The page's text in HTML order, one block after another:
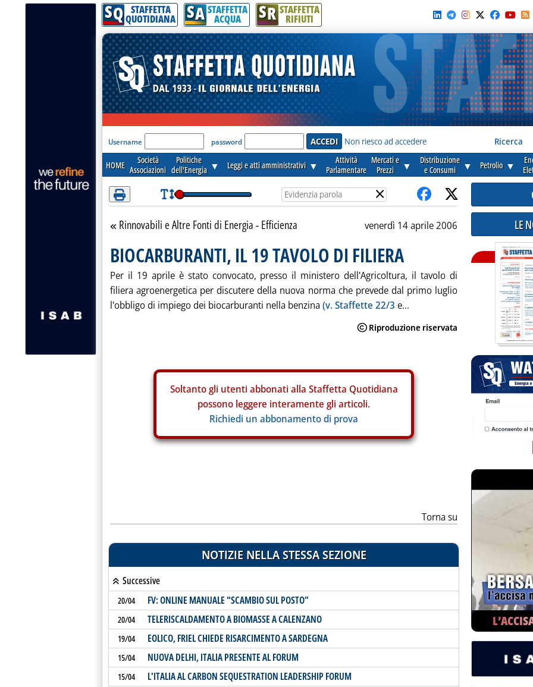
Attenzione! Esegui l'accesso per lèggere interamente la notizia.
SQ STAFFETTA
QUOTIDIANA SA STAFFETTA
ACQUA SR STAFFETTA
RIFIUTI
'Modulo Login per accedere'
Username password Non riesco ad accedere Ricerca
HOME
Società
Associazioni
Politiche
dell'Energia ▼ Leggi e atti amministrativi ▼
Attività
Parlamentare
Mercati e
Prezzi
▼
Distribuzione
e Consumi
▼ Petrolio ▼
×
Torna alla sezione
Rinnovabili e Altre Fonti di Energia - Efficienza venerdì 14 aprile 2006
BIOCARBURANTI, IL 19 TAVOLO DI FILIERA
Per il 19 aprile è stato convocato, presso il ministero dell'Agricoltura, il tavolo di
filiera agroenergetica per discutere della nuova norma che prevede dal primo luglio
l'obbligo di impiego dei biocarburanti nella benzina(v. Staffette 22/3 e...
Soltanto gli utenti abbonati alla Staffetta Quotidiana
possono leggere interamente gli articoli.
Richiedi un abbonamento di prova
Torna su
NOTIZIE NELLA STESSA SEZIONE
Successive
20/04 FV: ONLINE MANUALE “SCAMBIO SUL POSTO”
20/04 TELERISCALDAMENTO A BIOMASSE A CALENZANO
19/04 EOLICO, FRIEL CHIEDE RISARCIMENTO A SARDEGNA
15/04 NUOVA DELHI, ITALIA PRESENTE AL FORUM
15/04 L'ITALIA AL CARBON SEQUESTRATION LEADERSHIP FORUM
LE